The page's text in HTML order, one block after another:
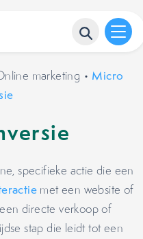
marketing • Micro
specifieke actie die een
met een website of
directe verkoop of
stap die leidt tot een